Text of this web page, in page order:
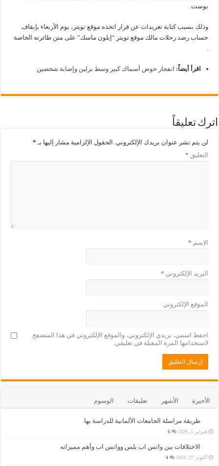
بوست.
وذلك بسبب كتابة تغريدات عن قرار اتخذه موقع تويتر، يوم الأربعاء بإيقاف
حساب رصد رحلات مالك موقع تويتر “إيلون ماسك” على متن طائرته الخاصة
اقرأ أيضاً: انفجار حوض أسماك كبير وسط برلين وإصابة شخصين
اترك تعليقاً
لن يتم نشر عنوان بريدك الإلكتروني. الحقول الإلزامية مشار إليها بـ *
التعليق *
الاسم *
البريد الإلكتروني *
الموقع الإلكتروني
احفظ اسمي، بريدي الإلكتروني، والموقع الإلكتروني في هذا المتصفح
لاستخدامها المرة المقبلة في تعليقي.
الأخيرة الأشهر تعليقات الوسوم
طريقة مراسلة الجامعات الألمانية للدراسة بها
فبراير 5, 2020 6
الاختلافات بين واتس اب بلس وواتس اب وأهم مميزاته
أكتوبر 27, 2019 4